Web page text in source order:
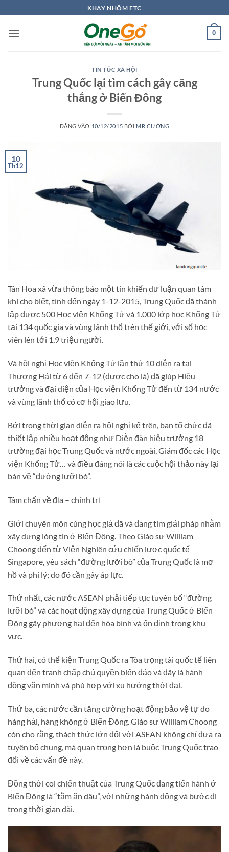
qua
nội
KHAY NHÔM FTC
0
TIN TỨC XÃ HỘI
Trung Quốc lại tìm cách gây căng
thẳng ở Biển Đông
ĐĂNG VÀO 10/12/2015 BỞI MR CƯỜNG
10
Th12
Tân Hoa xã vừa thông báo một tin khiến dư luận quan tâm
khi cho biết, tính đến ngày 1-12-2015, Trung Quốc đã thành
lập được 500 Học viện Khổng Tử và 1.000 lớp học Khổng Tử
tại 134 quốc gia và vùng lãnh thổ trên thế giới, với số học
viên lên tới 1,9 triệu người.
Và hội nghị Học viện Khổng Tử lần thứ 10 diễn ra tại
Thượng Hải từ 6 đến 7-12 (được cho là) đã giúp Hiệu
trưởng và đại diện của Học viện Khổng Tử đến từ 134 nước
và vùng lãnh thổ có cơ hội giao lưu.
Bởi trong thời gian diễn ra hội nghị kể trên, ban tổ chức đã
thiết lập nhiều hoạt động như Diễn đàn hiệu trưởng 18
trường đại học Trung Quốc và nước ngoài, Giám đốc các Học
viện Khổng Tử… và điều đáng nói là các cuộc hội thảo này lại
bàn về “đường lưỡi bò”.
Tâm chấn về địa – chính trị
Giới chuyên môn cùng học giả đã và đang tìm giải pháp nhằm
xây dựng lòng tin ở Biển Đông. Theo Giáo sư William
Choong đến từ Viện Nghiên cứu chiến lược quốc tế
Singapore, yêu sách “đường lưỡi bò” của Trung Quốc là mơ
hồ và phi lý; do đó cần gây áp lực.
Thứ nhất, các nước ASEAN phải tiếp tục tuyên bố “đường
lưỡi bò” và các hoạt động xây dựng của Trung Quốc ở Biển
Đông gây phương hại đến hòa bình và ổn định trong khu
vực.
Thứ hai, có thể kiện Trung Quốc ra Tòa trọng tài quốc tế liên
quan đến tranh chấp chủ quyền biển đảo và đây là hành
động văn minh và phù hợp với xu hướng thời đại.
Thứ ba, các nước cần tăng cường hoạt động bảo vệ tự do
hàng hải, hàng không ở Biển Đông. Giáo sư William Choong
còn cho rằng, thách thức lớn đối với ASEAN không chỉ đưa ra
tuyên bố chung, mà quan trọng hơn là buộc Trung Quốc trao
đổi về các vấn đề này.
Đồng thời coi chiến thuật của Trung Quốc đang tiến hành ở
Biển Đông là “tằm ăn dâu”, với những hành động và bước đi
trong thời gian dài.